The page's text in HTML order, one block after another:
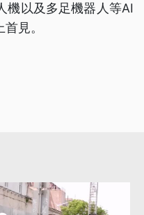
機以及多足機器人等AI
見。